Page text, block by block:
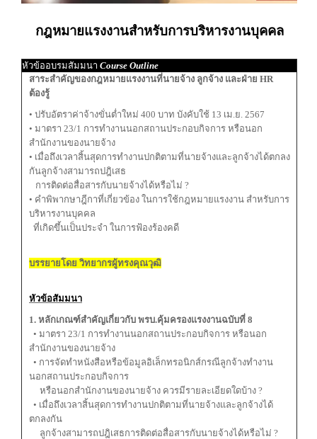
กฎหมายแรงงานสำหรับการบริหารงานบุคคล
หัวข้ออบรมสัมมนา Course Outline
สาระสำคัญของกฎหมายแรงงานที่นายจ้าง ลูกจ้าง และฝ่าย HR
ต้องรู้
• ปรับอัตราค่าจ้างขั่นต่ำใหม่ 400 บาท บังคับใช้ 13 เม.ย. 2567
• มาตรา 23/1 การทำงานนอกสถานประกอบกิจการ หรือนอก
สำนักงานของนายจ้าง
• เมื่อถึงเวลาสิ้นสุดการทำงานปกติตามที่นายจ้างและลูกจ้างได้ตกลง
กันลูกจ้างสามารถปฎิเสธ
การติดต่อสื่อสารกับนายจ้างได้หรือไม่ ?
• คำพิพากษาฎีกาที่เกี่ยวข้อง ในการใช้กฎหมายแรงงาน สำหรับการ
บริหารงานบุคคล
ที่เกิดขึ้นเป็นประจำ ในการฟ้องร้องคดี
บรรยายโดย วิทยากรผู้ทรงคุณวุฒิ
หัวข้อสัมมนา
1. หลักเกณฑ์สำคัญเกี่ยวกับ พรบ.คุ้มครองแรงงานฉบับที่ 8
• มาตรา 23/1 การทำงานนอกสถานประกอบกิจการ หรือนอก
สำนักงานของนายจ้าง
• การจัดทำหนังสือหรือข้อมูลอิเล็กทรอนิกส์กรณีลูกจ้างทำงาน
นอกสถานประกอบกิจการ
หรือนอกสำนักงานของนายจ้าง ควรมีรายละเอียดใดบ้าง ?
• เมื่อถึงเวลาสิ้นสุดการทำงานปกติตามที่นายจ้างและลูกจ้างได้
ตกลงกัน
ลูกจ้างสามารถปฎิเสธการติดต่อสื่อสารกับนายจ้างได้หรือไม่ ?